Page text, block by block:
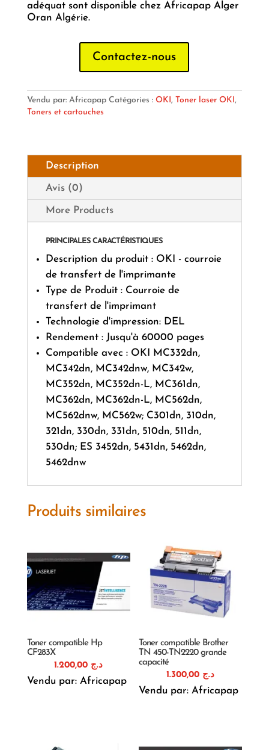
adéquat sont disponible chez Africapap Alger
Oran Algérie.
Contactez-nous
Vendu par: Africapap Catégories : OKI, Toner laser OKI,
Toners et cartouches
Description
Avis (0)
More Products
PRINCIPALES CARACTÉRISTIQUES
Description du produit : OKI - courroie
de transfert de l'imprimante
Type de Produit : Courroie de
transfert de l'imprimant
Technologie d'impression: DEL
Rendement : Jusqu'à 60000 pages
Compatible avec : OKI MC332dn,
MC342dn, MC342dnw, MC342w,
MC352dn, MC352dn-L, MC361dn,
MC362dn, MC362dn-L, MC562dn,
MC562dnw, MC562w; C301dn, 310dn,
321dn, 330dn, 331dn, 510dn, 511dn,
530dn; ES 3452dn, 5431dn, 5462dn,
5462dnw
Produits similaires
Toner compatible Hp
CF283X
د.ج
Vendu par: Africapap
Toner compatible Brother
TN 450-TN2220 grande
capacité
د.ج
Vendu par: Africapap